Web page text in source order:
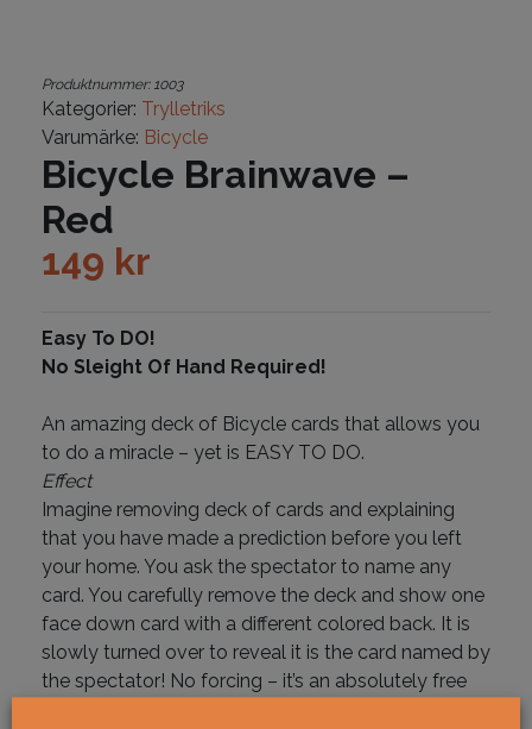
Produktnummer: 1003
Kategorier: Trylletriks
Varumärke: Bicycle
Bicycle Brainwave –
Red
149 kr
Easy To DO!
No Sleight Of Hand Required!
An amazing deck of Bicycle cards that allows you
to do a miracle – yet is EASY TO DO.
Effect
Imagine removing deck of cards and explaining
that you have made a prediction before you left
your home. You ask the spectator to name any
card. You carefully remove the deck and show one
face down card with a different colored back. It is
slowly turned over to reveal it is the card named by
the spectator! No forcing – it’s an absolutely free